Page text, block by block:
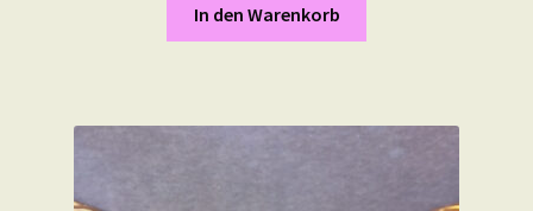
In den Warenkorb